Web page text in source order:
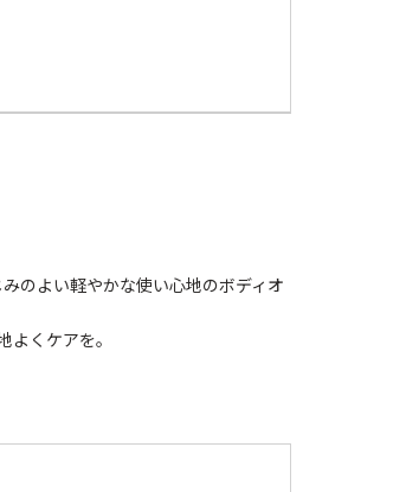
のよい軽やかな使い心地のボディオ
くケアを。